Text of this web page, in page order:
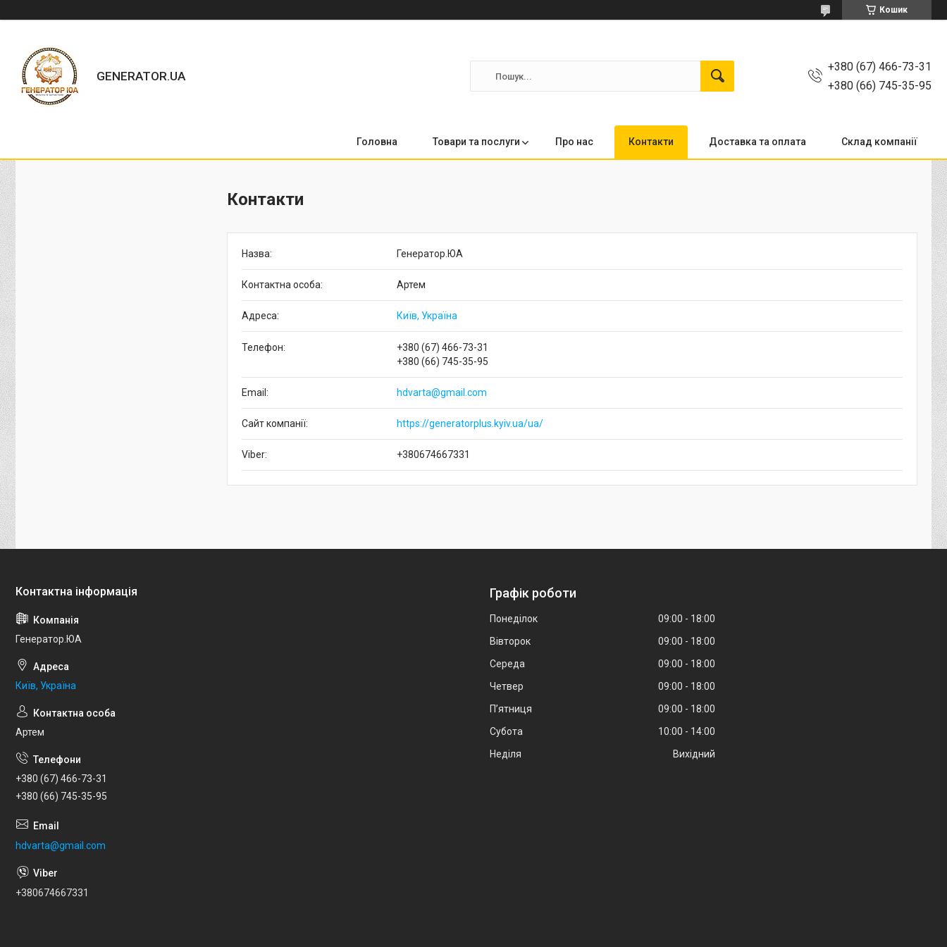
Кошик
GENERATOR.UA
+380 (67) 466-73-31
+380 (66) 745-35-95
Головна Товари та послуги Про нас Контакти Доставка та оплата Склад компанії
Контакти
Генератор.ЮА
Артем
Київ, Україна
+380 (67) 466-73-31
+380 (66) 745-35-95
hdvarta@gmail.com
https://generatorplus.kyiv.ua/ua/
+380674667331
Генератор.ЮА
Київ, Україна
Артем
+380 (67) 466-73-31
+380 (66) 745-35-95
hdvarta@gmail.com
+380674667331
Графік роботи
Понеділок 09:00
18:00
Вівторок
09:00
18:00
Середа
09:00
18:00
Четвер
09:00
18:00
Пʼятниця
09:00
18:00
Субота
10:00
14:00
Неділя
Вихідний